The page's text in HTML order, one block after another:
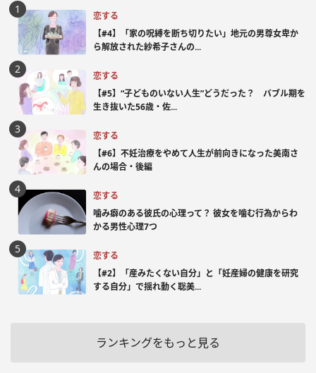
恋する
【#4】「家の呪縛を断ち切りたい」地元の男尊女卑か
ら解放された紗希子さんの...
恋する
【#5】“子どものいない人生”どうだった？ バブル期を
生き抜いた56歳・佐...
恋する
【#6】不妊治療をやめて人生が前向きになった美南さ
んの場合・後編
恋する
噛み癖のある彼氏の心理って？ 彼女を噛む行為からわ
かる男性心理7つ
恋する
【#2】「産みたくない自分」と「妊産婦の健康を研究
する自分」で揺れ動く聡美...
ランキングをもっと見る